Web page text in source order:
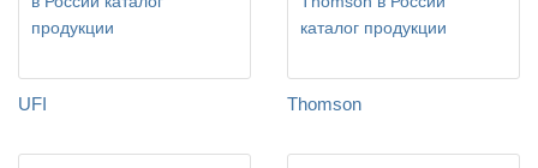
UFI Thomson